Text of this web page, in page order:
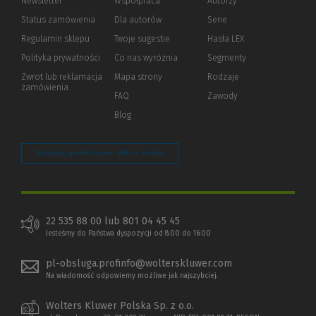
Status zamówienia
Regulamin sklepu
Polityka prywatności (Nowe
(Link
innej
Zwrot lub reklamacja
zamówienia
Dla autorów(Nowe
(Link
innej
strony)
Twoje sugestie
Co nas wyróżnia
Mapa strony
FAQ
Blog
Serie
Hasła LEX
Segmenty
Rodzaje
Zawody
Zarządzaj preferencjami plików cookie
22 535 88 00 lub 801 04 45 45
Jesteśmy do Państwa dyspozycji od 8:00 do 16:00
pl-obsluga.profinfo@wolterskluwer.com
Na wiadomość odpowiemy możliwe jak najszybciej.
Wolters Kluwer Polska Sp. z o.o.